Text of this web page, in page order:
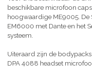
beschikbare microfoon
hoogwaardige ME9005. De
EM6000 met Dante en het
systeem.
Uiteraard zijn de
DPA 4088 headset